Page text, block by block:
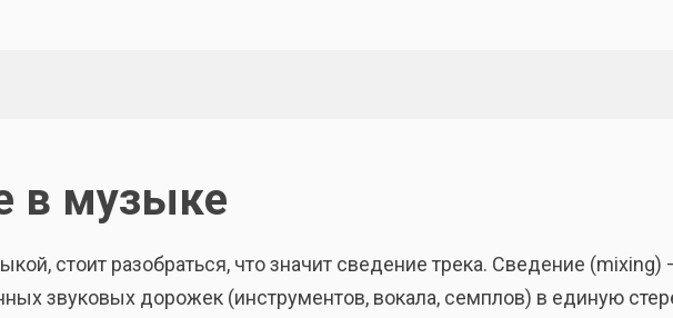
в музыке
стоит разобраться, что значит сведение трека. Сведение (mixing)
звуковых дорожек (инструментов, вокала, семплов) в единую